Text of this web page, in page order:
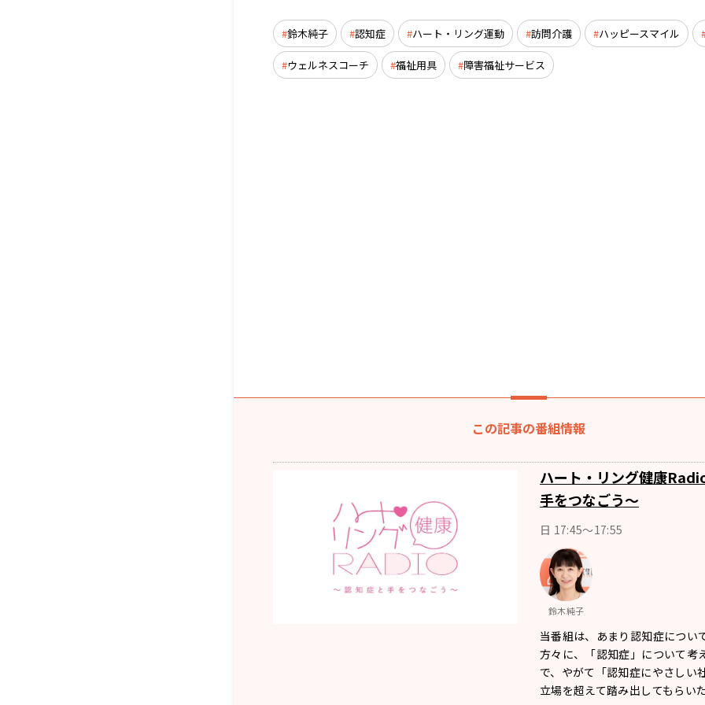
鈴木純子 認知症 ハート・リング運動 訪問介護 ハッピースマイル
ウェルネスコーチ 福祉用具 障害福祉サービス
この記事の番組情報
ハート・リング健康
手をつなごう～
日 17:45～17:55
鈴木純子
当番組は、あまり認知症につい
方々に、「認知症」について考
で、やがて「認知症にやさしい
立場を超えて踏み出してもらい